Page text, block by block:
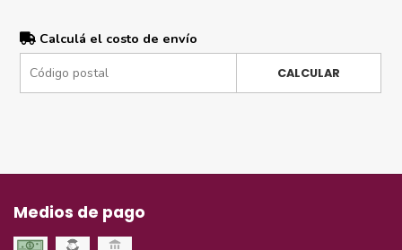
Calculá el costo de envío
CALCULAR
Medios de pago